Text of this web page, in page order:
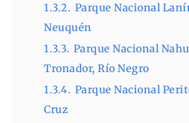
1.3.2. Parque Nacional
Neuquén
1.3.3. Parque Nacional
Tronador, Río Negro
1.3.4. Parque Nacional
Cruz